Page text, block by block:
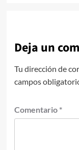
Deja un
Tu dirección de
campos
Comentario *